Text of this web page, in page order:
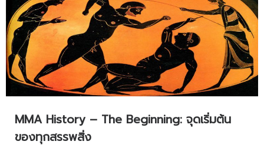
MMA History – The Beginning: จุดเริ่มต้น
ของทุกสรรพสิ่ง